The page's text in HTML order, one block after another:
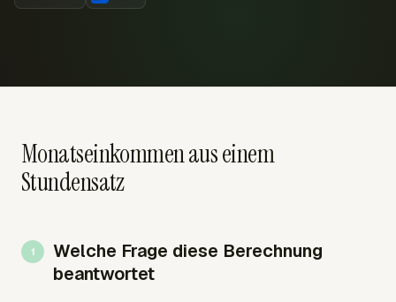
Monatseinkommen aus einem
Stundensatz
Welche Frage diese Berechnung
beantwortet